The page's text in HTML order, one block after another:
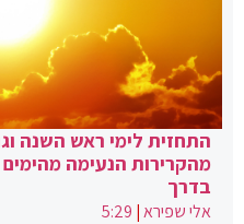
התחזית לימי ראש השנה
מהקרירות הנעימה
בדרך
אלי שפירא|
5:29